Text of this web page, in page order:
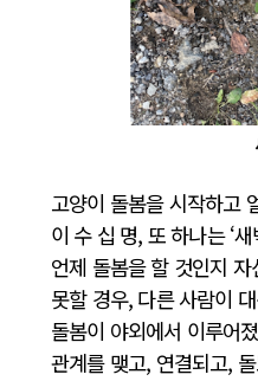
고양이 돌봄을 시작하고
이 수 십 명, 또 하나는 ‘
언제 돌봄을 할 것인지
못할 경우, 다른 사람이
돌봄이 야외에서 이루어
관계를 맺고, 연결되고,